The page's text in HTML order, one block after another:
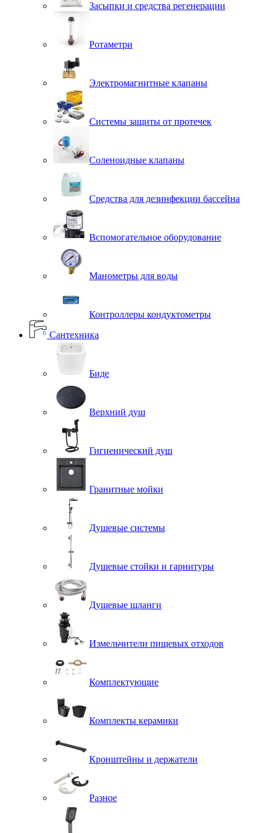
Засыпки и средства регенерации
Ротаметри
Электромагнитные клапаны
Системы защиты от протечек
Соленоидные клапаны
Средства для дезинфекции бассейна
Вспомогательное оборудование
Манометры для воды
Контроллеры кондуктометры
Сантехника
Биде
Верхний душ
Гигиенический душ
Гранитные мойки
Душевые системы
Душевые стойки и гарнитуры
Душевые шланги
Измельчители пищевых отходов
Комплектующие
Комплекты керамики
Кронштейны и держатели
Разное